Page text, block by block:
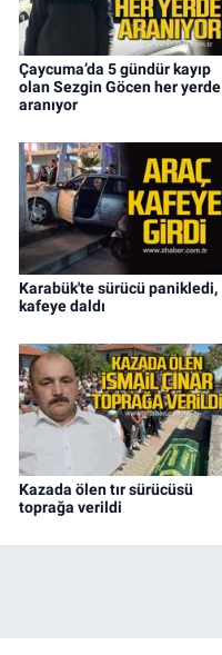
Çaycuma’da 5 gündür kayıp
olan Sezgin Göcen her yerde
aranıyor
Karabük'te sürücü panikledi,
kafeye daldı
Kazada ölen tır sürücüsü
toprağa verildi